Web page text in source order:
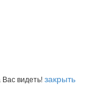
видеть!закрыть